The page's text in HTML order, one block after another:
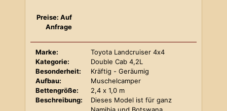
Preise: Auf
Anfrage
Marke:
Toyota Landcruiser 4x4
Kategorie:
Double Cab 4,2L
Besonderheit:
Kräftig - Geräumig
Aufbau:
Muschelcamper
Bettengröße:
2,4 x 1,0 m
Beschreibung:
Dieses Model ist für ganz